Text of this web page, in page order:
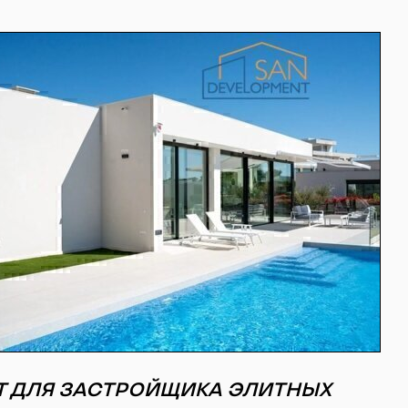
ДЛЯ ЗАСТРОЙЩИКА ЭЛИТНЫХ